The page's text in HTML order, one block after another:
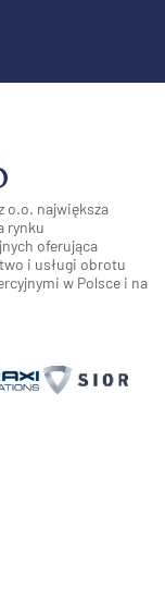
o.o. największa
rynku
oferująca
i usługi obrotu
w Polsce i na